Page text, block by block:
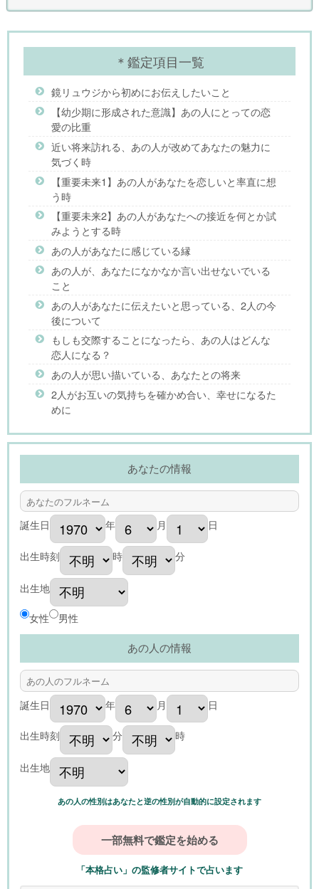
＊鑑定項目一覧
鏡リュウジから初めにお伝えしたいこと
【幼少期に形成された意識】あの人にとっての恋
愛の比重
近い将来訪れる、あの人が改めてあなたの魅力に
気づく時
【重要未来1】あの人があなたを恋しいと率直に想
う時
【重要未来2】あの人があなたへの接近を何とか試
みようとする時
あの人があなたに感じている縁
あの人が、あなたになかなか言い出せないでいる
こと
あの人があなたに伝えたいと思っている、2人の今
後について
もしも交際することになったら、あの人はどんな
恋人になる？
あの人が思い描いている、あなたとの将来
2人がお互いの気持ちを確かめ合い、幸せになるた
めに
あなたの情報
誕生日 年 月 日
出生時刻 時 分
出生地
女性 男性
あの人の情報
誕生日 年 月 日
出生時刻 分 時
出生地
あの人の性別はあなたと逆の性別が自動的に設定されます
「本格占い」の監修者サイトで占います